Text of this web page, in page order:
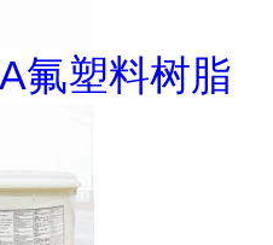
氟塑料树脂